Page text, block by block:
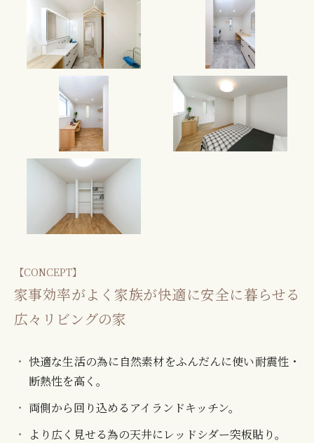
【CONCEPT】
家事効率がよく家族が快適に安全に暮らせる
広々リビングの家
快適な生活の為に自然素材をふんだんに使い耐震性・
断熱性を高く。
両側から回り込めるアイランドキッチン。
より広く見せる為の天井にレッドシダー突板貼り。